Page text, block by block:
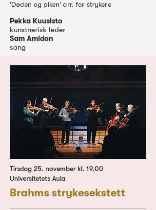
'Døden og piken' arr. for strykere
Pekka Kuusisto
kunstnerisk leder
Sam Amidon
sang
Tirsdag 25. november kl. 19.00
Universitetets Aula
Brahms strykesekstett